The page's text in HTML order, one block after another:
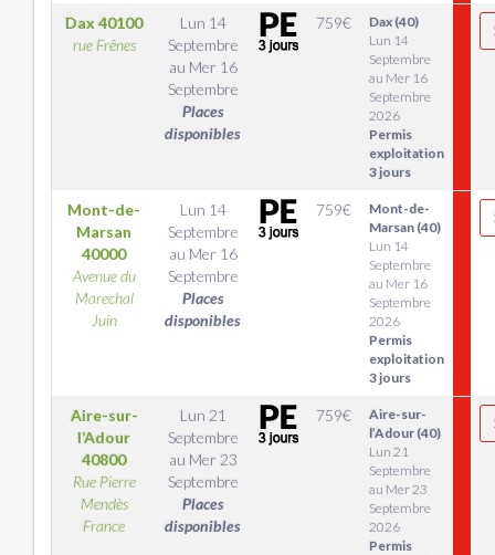
Dax 40100
rue Frênes
Lun 14
Septembre
au Mer 16
Septembre
Places
disponibles
759€
Dax (40)
Lun 14
Septembre
au Mer 16
Septembre
2026
Permis
exploitation
3 jours
Mont-de-
Marsan
40000
Avenue du
Marechal
Juin
Lun 14
Septembre
au Mer 16
Septembre
Places
disponibles
759€
Mont-de-
Marsan (40)
Lun 14
Septembre
au Mer 16
Septembre
2026
Permis
exploitation
3 jours
Aire-sur-
l’Adour
40800
Rue Pierre
Mendès
France
Lun 21
Septembre
au Mer 23
Septembre
Places
disponibles
759€
Aire-sur-
l’Adour (40)
Lun 21
Septembre
au Mer 23
Septembre
2026
Permis